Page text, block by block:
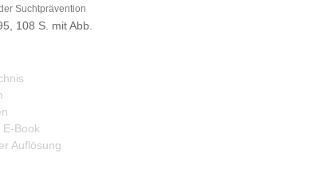
Suchtprävention
108 S. mit Abb.
E-Book
Auflösung